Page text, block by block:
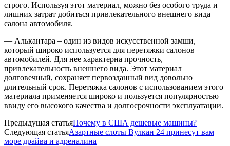
строго. Используя этот материал, можно без особого труда и
лишних затрат добиться привлекательного внешнего вида
салона автомобиля.
— Алькантара – один из видов искусственной замши,
который широко используется для перетяжки салонов
автомобилей. Для нее характерна прочность,
привлекательность внешнего вида. Этот материал
долговечный, сохраняет первозданный вид довольно
длительный срок. Перетяжка салонов с использованием этого
материала применяется широко и пользуется популярностью
ввиду его высокого качества и долгосрочности эксплуатации.
Предыдущая статьяПочему в США дешевые машины?
Следующая статьяАзартные слоты Вулкан 24 принесут вам
море драйва и адреналина